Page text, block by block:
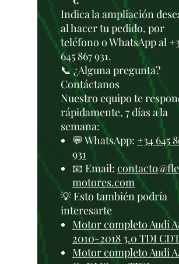
Indica la ampliación
al hacer tu pedido, por
teléfono o WhatsApp al
645 867 931.
📞 ¿Alguna pregunta?
Contáctanos
Nuestro equipo te
rápidamente, 7 días a la
semana:
💬 WhatsApp: +34 645
931
📧 Email:
motores.com
💡 Esto también podría
interesarte
Motor completo Audi
2010-2018 3.0 TDI
Motor completo Audi